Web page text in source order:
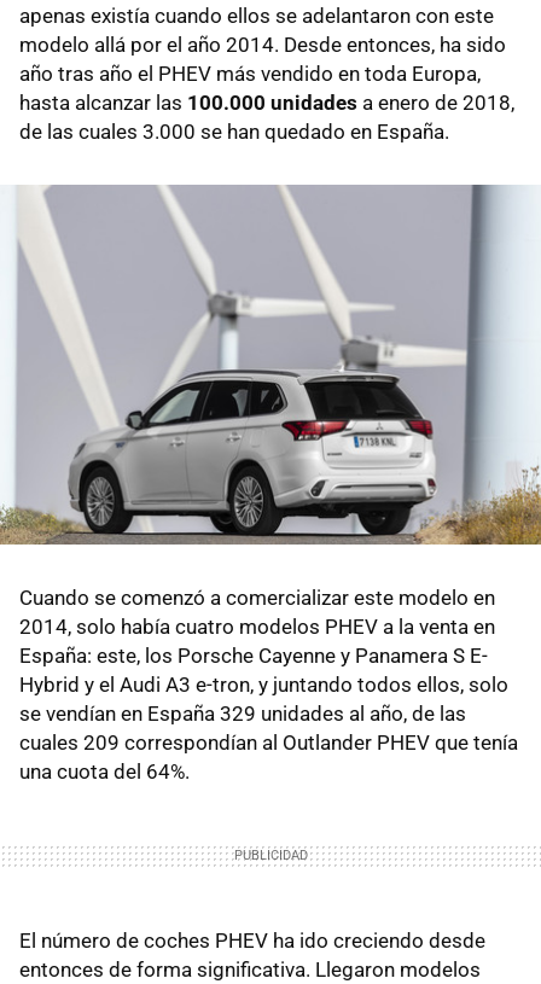
apenas existía cuando ellos se adelantaron con este
modelo allá por el año 2014. Desde entonces, ha sido
año tras año el PHEV más vendido en toda Europa,
hasta alcanzar las 100.000 unidades a enero de 2018,
de las cuales 3.000 se han quedado en España.
Cuando se comenzó a comercializar este modelo en
2014, solo había cuatro modelos PHEV a la venta en
España: este, los Porsche Cayenne y Panamera S E-
Hybrid y el Audi A3 e-tron, y juntando todos ellos, solo
se vendían en España 329 unidades al año, de las
cuales 209 correspondían al Outlander PHEV que tenía
una cuota del 64%.
El número de coches PHEV ha ido creciendo desde
entonces de forma significativa. Llegaron modelos